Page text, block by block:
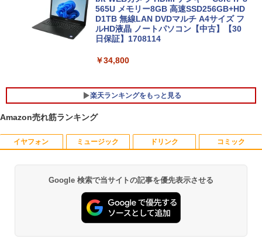
565U メモリー8GB 高速SSD256GB+HD
D1TB 無線LAN DVDマルチ A4サイズ フ
ルHD液晶 ノートパソコン【中古】【30
日保証】1708114
￥34,800
楽天ランキングをもっと見る
1
【送料無料】ETC: hp ProDesk 400 G6
GHz /メモリ16GB /SSD256GB/HDD500
GB/無線LAN/光学ドライブ付き/ 【Wind
スクトップパソコン 【3ケ月保証】 ＆
おまけ付き（中古USB式キーボートとマ
ウス）
￥44,800
1
【期間限定10%OFFクーポン 8/12 10時
VAパネル スピーカー搭載 ブルーライト
軽減 ノングレアタイプ 壁掛け対応 省ス
e-Sync対応 MAXZEN MJM22CH03-F10
0
1 夏帆 The Tale of KAHO [ 村上 春樹 ]
Amazon売れ筋ランキング
イヤフォン
Anker Soundcore P40i オフホワイト
￥7,990
ミュージック
BRUCE WAYNE feat. Flo Milli, ATL Jacob
[Explicit]
￥250
ドリンク
【Amazon.co.jp限定】 い・ろ・は・す 2L P
ET ラベルレス ×8本
￥1,112
コミック
薬屋のひとりごと 17巻 (デジタル版ビッグガ
ンガンコミックス)
￥770
Google 検索で当サイトの記事を優先表示させる